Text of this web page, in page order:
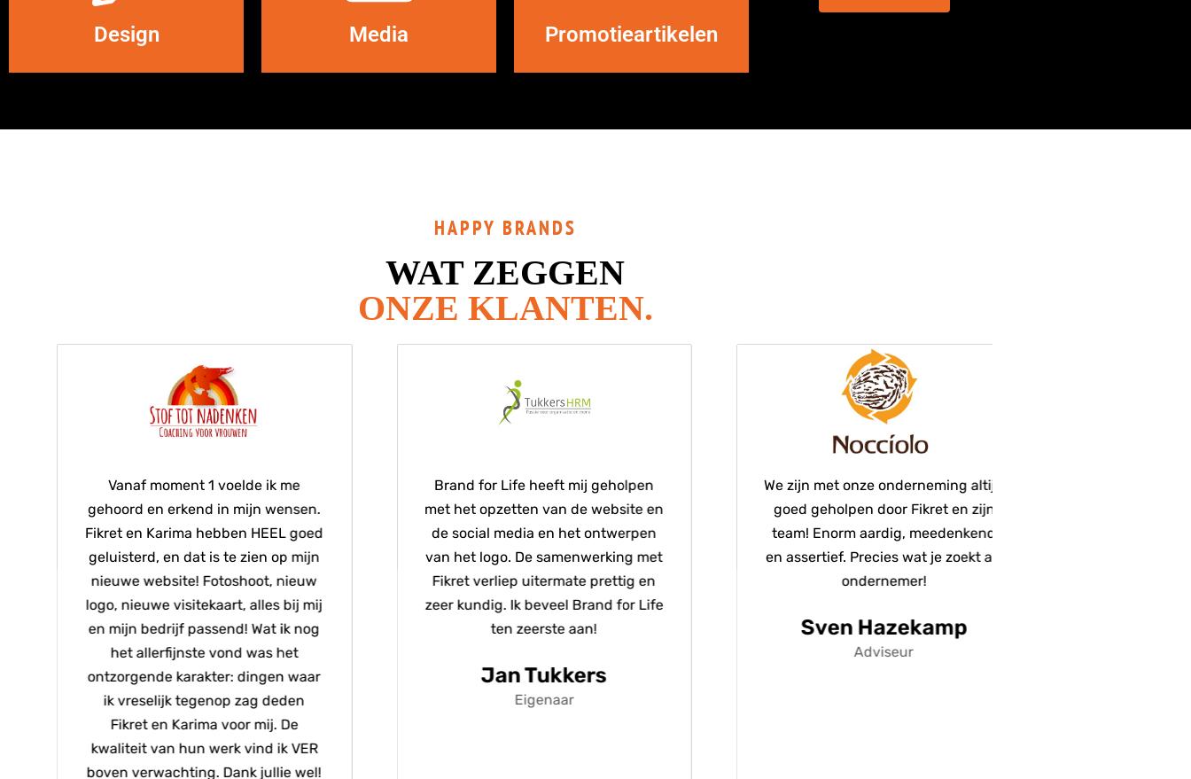
Design Media Promotieartikelen
HAPPY BRANDS
WAT ZEGGEN
ONZE KLANTEN.
Vanaf moment 1 voelde ik me
gehoord en erkend in mijn wensen.
Fikret en Karima hebben HEEL goed
geluisterd, en dat is te zien op mijn
nieuwe website! Fotoshoot, nieuw
logo, nieuwe visitekaart, alles bij mij
en mijn bedrijf passend! Wat ik nog
het allerfijnste vond was het
ontzorgende karakter: dingen waar
ik vreselijk tegenop zag deden
Fikret en Karima voor mij. De
kwaliteit van hun werk vind ik VER
boven verwachting. Dank jullie wel!
Brand for Life heeft mij geholpen
met het opzetten van de website en
de social media en het ontwerpen
van het logo. De samenwerking met
Fikret verliep uitermate prettig en
zeer kundig. Ik beveel Brand for Life
ten zeerste aan!
Jan Tukkers
Eigenaar
We zijn met onze onderneming altijd
goed geholpen door Fikret en zijn
team! Enorm aardig, meedenkend
en assertief. Precies wat je zoekt als
ondernemer!
Sven Hazekamp
Adviseur